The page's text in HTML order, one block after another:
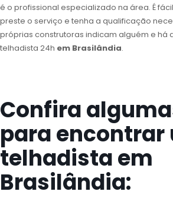
é o profissional especializado na área. É
preste o serviço e tenha a qualificação
próprias construtoras indicam alguém e há
telhadista 24h em Brasilândia.
Confira
para encontrar
telhadista em
Brasilândia: